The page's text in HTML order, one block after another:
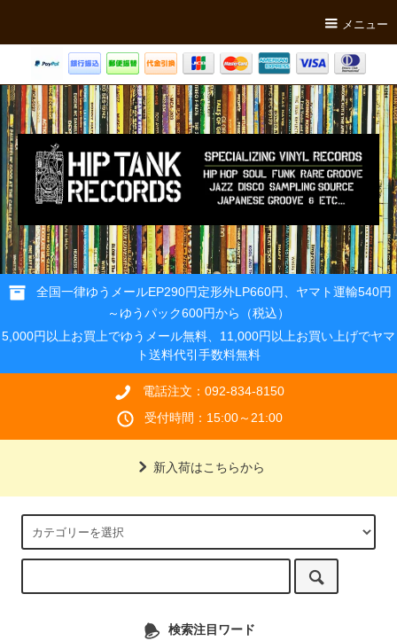
メニュー
全国一律ゆうメールEP290円定形外LP660円、ヤマト運輸540円
～ゆうパック600円から（税込）
5,000円以上お買上でゆうメール無料、11,000円以上お買い上げでヤマ
ト送料代引手数料無料
電話注文：092-834-8150
受付時間：15:00～21:00
新入荷はこちらから
検索注目ワード